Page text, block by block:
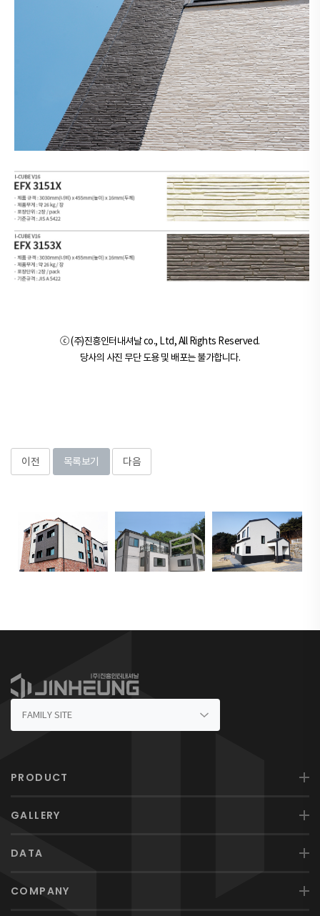
ⓒ (주)진흥인터내셔날 co., Ltd, All Rights Reserved.
당사의 사진 무단 도용 및 배포는 불가합니다.
이전 목록보기 다음
PRODUCT
GALLERY
DATA
COMPANY